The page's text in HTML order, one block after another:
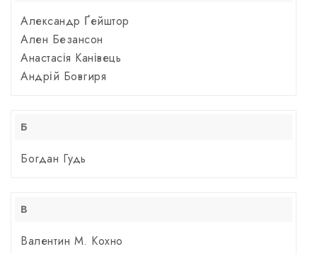
Александр Ґейштор
Ален Безансон
Анастасія Канівець
Андрій Бовгиря
Б
Богдан Гудь
В
Валентин М. Кохно